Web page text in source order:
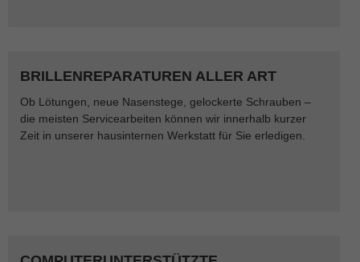
BRILLENREPARATUREN ALLER ART
Ob Lötungen, neue Nasenstege, gelockerte Schrauben –
die meisten Servicearbeiten können wir innerhalb kurzer
Zeit in unserer hausinternen Werkstatt für Sie erledigen.